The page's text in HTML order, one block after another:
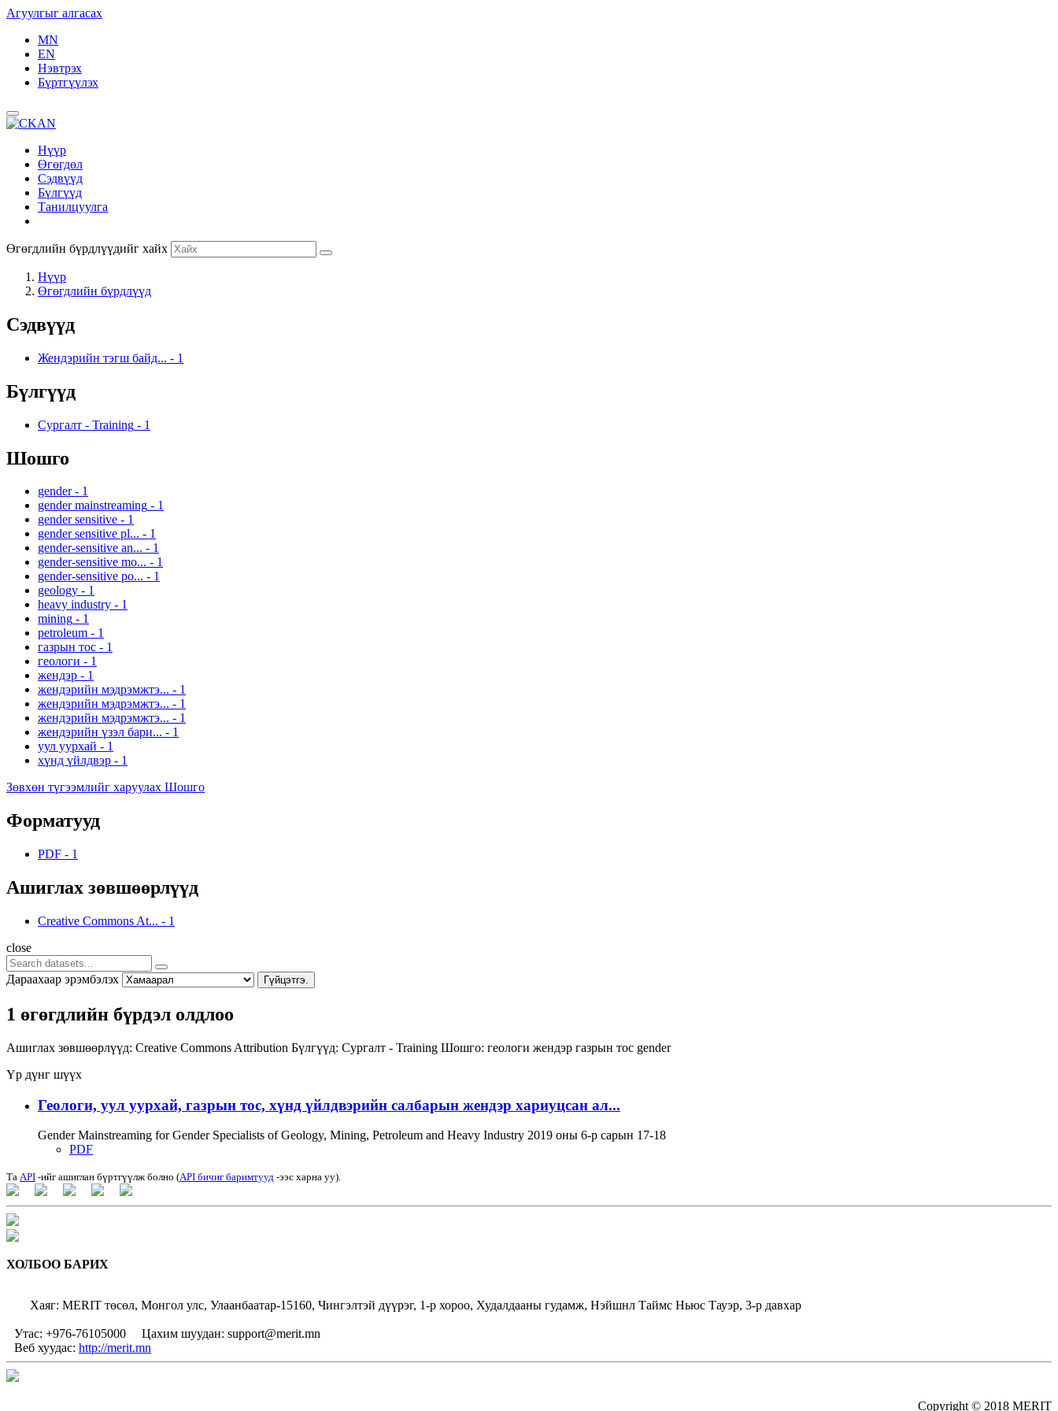
Агуулгыг алгасах
MN
EN
Нэвтрэх
Бүртгүүлэх
Нүүр
Өгөгдөл
Сэдвүүд
Бүлгүүд
Танилцуулга
Өгөгдлийн бүрдлүүдийг хайх
Нүүр
Өгөгдлийн бүрдлүүд
Сэдвүүд
Жендэрийн тэгш байд... - 1
Бүлгүүд
Сургалт - Training - 1
Шошго
gender - 1
gender mainstreaming - 1
gender sensitive - 1
gender sensitive pl... - 1
gender-sensitive an... - 1
gender-sensitive mo... - 1
gender-sensitive po... - 1
geology - 1
heavy industry - 1
mining - 1
petroleum - 1
газрын тос - 1
геологи - 1
жендэр - 1
жендэрийн мэдрэмжтэ... - 1
жендэрийн мэдрэмжтэ... - 1
жендэрийн мэдрэмжтэ... - 1
жендэрийн үзэл бари... - 1
уул уурхай - 1
хүнд үйлдвэр - 1
Зөвхөн түгээмлийг харуулах Шошго
Форматууд
PDF - 1
Ашиглах зөвшөөрлүүд
Creative Commons At... - 1
close
Дараахаар эрэмбэлэх Гүйцэтгэ.
1 өгөгдлийн бүрдэл олдлоо
Ашиглах зөвшөөрлүүд: Creative Commons Attribution Бүлгүүд: Сургалт - Training Шошго: геологи жендэр газрын тос gender
Үр дүнг шүүх
Геологи, уул уурхай, газрын тос, хүнд үйлдвэрийн салбарын жендэр хариуцсан ал...
Gender Mainstreaming for Gender Specialists of Geology, Mining, Petroleum and Heavy Industry 2019 оны 6-р сарын 17-18
PDF
Та API -ийг ашиглан бүртгүүлж болно (API бичиг баримтууд -ээс харна уу).
ХОЛБОО БАРИХ
Хаяг: MERIT төсөл, Монгол улс, Улаанбаатар-15160, Чингэлтэй дүүрэг, 1-р хороо, Худалдааны гудамж, Нэйшнл Таймс Ньюс Тауэр, 3-р давхар
Утас: +976-76105000
Цахим шуудан: support@merit.mn
Веб хуудас: http://merit.mn
Copyright © 2018 MERIT